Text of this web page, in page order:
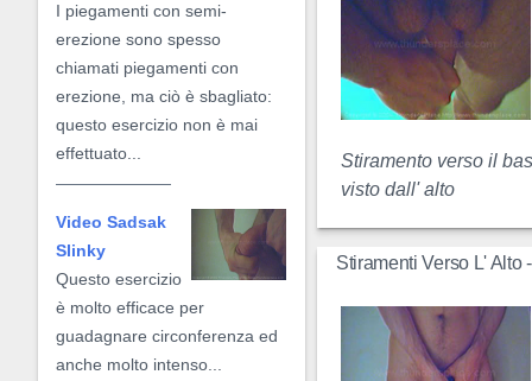
I piegamenti con semi-
erezione sono spesso
chiamati piegamenti con
erezione, ma ciò è sbagliato:
questo esercizio non è mai
effettuato...
Video Sadsak
Slinky
Questo esercizio
è molto efficace per
guadagnare circonferenza ed
anche molto intenso...
Stiramento verso il
visto dall' alto
Stiramenti Verso L' Alto